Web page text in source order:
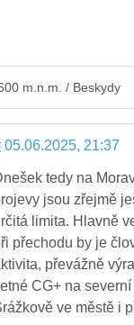
m.n.m. / Beskydy
05.06.2025, 21:37
tedy na
jsou zřejmě
limita. Hlavně
přechodu by je
převážně
CG+ na
ve městě i